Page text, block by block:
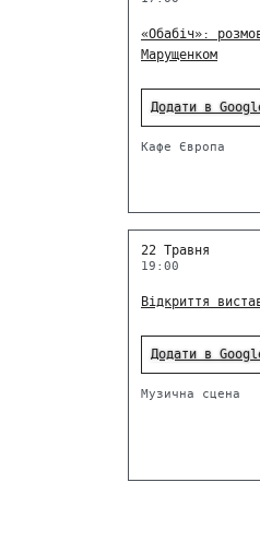
«Обабіч»:
Марущенком
Додати в
Кафе Європа
22 Травня
19:00
Відкриття
Додати в
Музична сцена